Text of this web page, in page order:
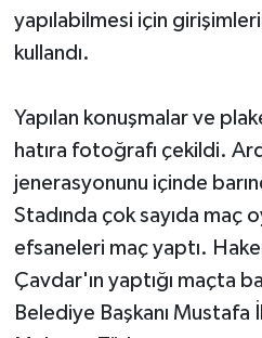
yapılabilmesi için
kullandı.
Yapılan konuşmalar ve
hatıra fotoğrafı çekildi.
jenerasyonunu içinde
Stadında çok sayıda maç
efsaneleri maç yaptı.
Çavdar'ın yaptığı maçta
Belediye Başkanı Mustafa